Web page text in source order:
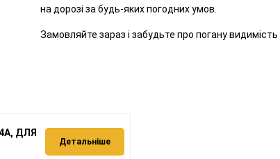
на дорозі за будь-яких погодних умов.
Замовляйте зараз і забудьте про погану видимість
ДЛЯ
Детальніше